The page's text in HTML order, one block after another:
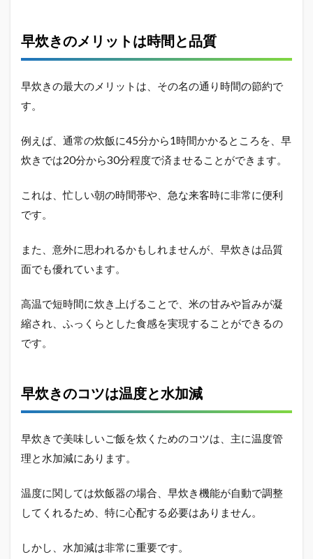
2
炊飯
早炊
きの
方が
し
い？
デメ
対策
きの
デメ
は
2.2
の比
較
2.3
き専
設定
いこ
2.4
早炊きのメリットは時間と品質
早炊きの最大のメリットは、その名の通り時間の節約で
す。
例えば、通常の炊飯に45分から1時間かかるところを、早
炊きでは20分から30分程度で済ませることができます。
これは、忙しい朝の時間帯や、急な来客時に非常に便利
です。
また、意外に思われるかもしれませんが、早炊きは品質
面でも優れています。
高温で短時間に炊き上げることで、米の甘みや旨みが凝
縮され、ふっくらとした食感を実現することができるの
です。
早炊きのコツは温度と水加減
早炊きで美味しいご飯を炊くためのコツは、主に温度管
理と水加減にあります。
温度に関しては炊飯器の場合、早炊き機能が自動で調整
してくれるため、特に心配する必要はありません。
しかし、水加減は非常に重要です。